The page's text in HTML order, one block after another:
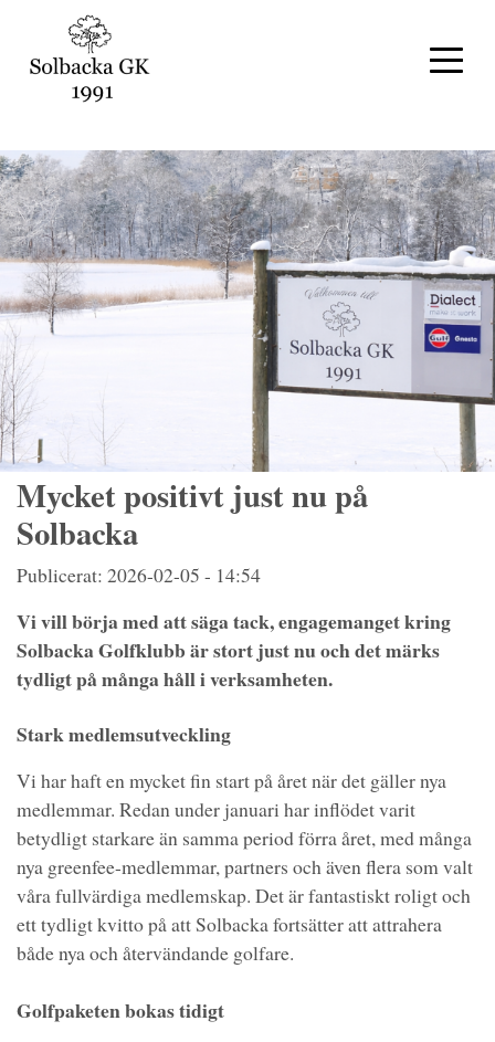
Mycket positivt just nu på
Solbacka
Publicerat: 2026-02-05 - 14:54
Vi vill börja med att säga tack, engagemanget kring
Solbacka Golfklubb är stort just nu och det märks
tydligt på många håll i verksamheten.
Stark medlemsutveckling
Vi har haft en mycket fin start på året när det gäller nya
medlemmar. Redan under januari har inflödet varit
betydligt starkare än samma period förra året, med många
nya greenfee-medlemmar, partners och även flera som valt
våra fullvärdiga medlemskap. Det är fantastiskt roligt och
ett tydligt kvitto på att Solbacka fortsätter att attrahera
både nya och återvändande golfare.
Golfpaketen bokas tidigt